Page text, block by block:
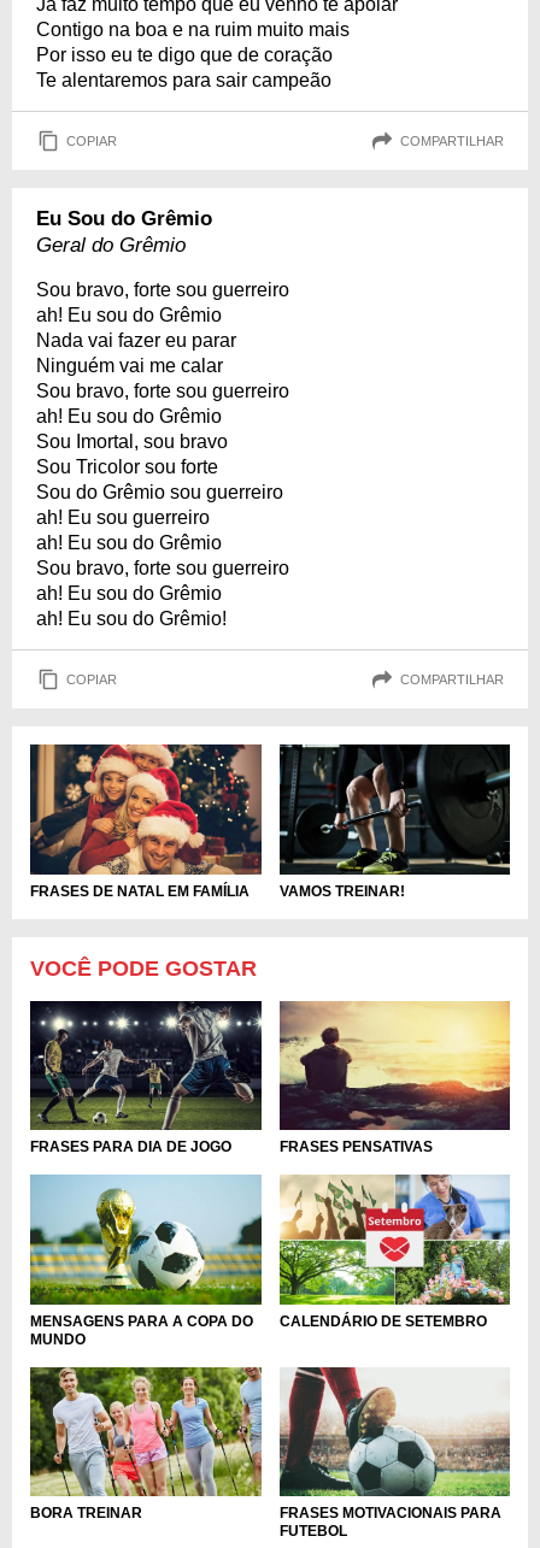
Já faz muito tempo que eu venho te apoiar
Contigo na boa e na ruim muito mais
Por isso eu te digo que de coração
Te alentaremos para sair campeão
COPIAR COMPARTILHAR
Eu Sou do Grêmio
Geral do Grêmio
Sou bravo, forte sou guerreiro
ah! Eu sou do Grêmio
Nada vai fazer eu parar
Ninguém vai me calar
Sou bravo, forte sou guerreiro
ah! Eu sou do Grêmio
Sou Imortal, sou bravo
Sou Tricolor sou forte
Sou do Grêmio sou guerreiro
ah! Eu sou guerreiro
ah! Eu sou do Grêmio
Sou bravo, forte sou guerreiro
ah! Eu sou do Grêmio
ah! Eu sou do Grêmio!
COPIAR COMPARTILHAR
FRASES DE NATAL EM FAMÍLIA VAMOS TREINAR!
VOCÊ PODE GOSTAR
FRASES PARA DIA DE JOGO FRASES PENSATIVAS
MENSAGENS PARA A COPA DO
MUNDO
CALENDÁRIO DE SETEMBRO
BORA TREINAR
FRASES MOTIVACIONAIS PARA
FUTEBOL